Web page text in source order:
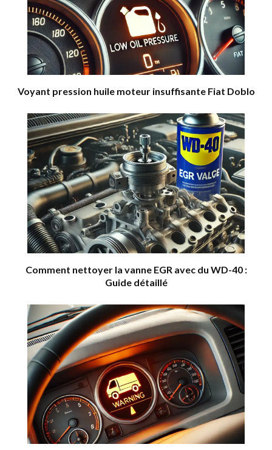
Voyant pression huile moteur insuffisante Fiat Doblo
Comment nettoyer la vanne EGR avec du WD-40 :
Guide détaillé